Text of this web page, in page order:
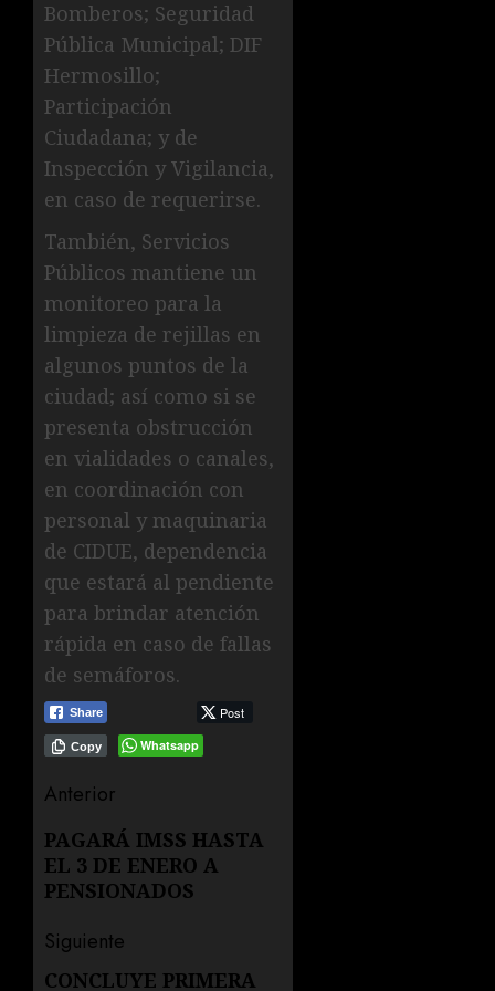
Bomberos; Seguridad
Pública Municipal; DIF
Hermosillo;
Participación
Ciudadana; y de
Inspección y Vigilancia,
en caso de requerirse.
También, Servicios
Públicos mantiene un
monitoreo para la
limpieza de rejillas en
algunos puntos de la
ciudad; así como si se
presenta obstrucción
en vialidades o canales,
en coordinación con
personal y maquinaria
de CIDUE, dependencia
que estará al pendiente
para brindar atención
rápida en caso de fallas
de semáforos.
Share Post
Whatsapp
Copy
Navegación
de
entradas
Anterior
Entrada
anterior:
PAGARÁ IMSS HASTA
EL 3 DE ENERO A
PENSIONADOS
Siguiente
Siguiente
CONCLUYE PRIMERA